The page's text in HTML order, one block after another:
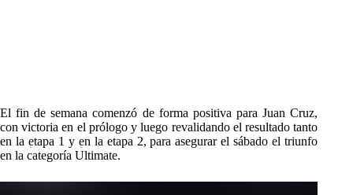
El fin de semana comenzó de forma positiva para Juan Cruz,
con victoria en el prólogo y luego revalidando el resultado tanto
en la etapa 1 y en la etapa 2, para asegurar el sábado el triunfo
en la categoría Ultimate.